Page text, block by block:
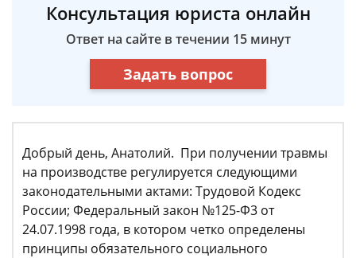
Консультация юриста онлайн
Ответ на сайте в течении 15 минут
Задать вопрос
Добрый день, Анатолий. При получении травмы
на производстве регулируется следующими
законодательными актами: Трудовой Кодекс
России; Федеральный закон №125-Ф3 от
24.07.1998 года, в котором четко определены
принципы обязательного социального